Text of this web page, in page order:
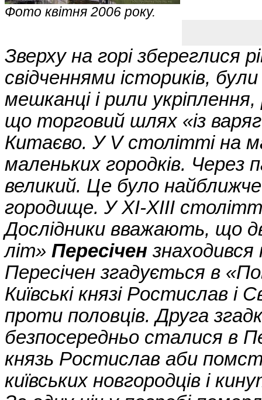
Фото квітня 2006 року.
Зверху на горі збереглися
свідченнями істориків,
мешканці і рили
що торговий шлях «із
Китаєво. У V столітті на
маленьких городків. Через
великий. Це було
городище. У XI-XIII
Дослідники вважають, що
літ» Пересічен
Пересічен згадується в
Київські князі Ростислав і
проти половців. Друга
безпосередньо сталися в
князь Ростислав аби
київських новгородців і